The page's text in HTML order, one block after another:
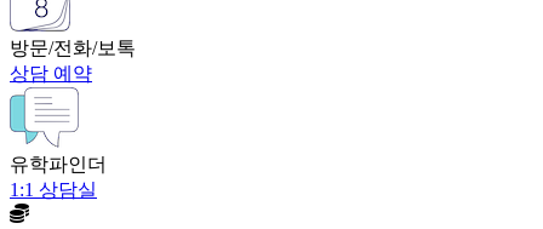
방문/전화/보톡
상담 예약
유학파인더
1:1 상담실